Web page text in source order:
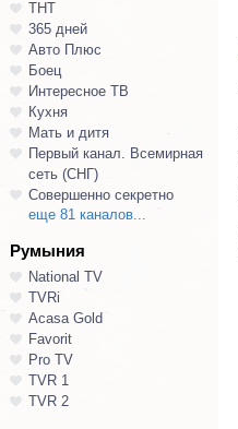
ТНТ
365 дней
Авто Плюс
Боец
Интересное ТВ
Кухня
Мать и дитя
Первый канал. Всемирная
сеть (СНГ)
Совершенно секретно
еще 81 каналов...
Румыния
National TV
TVRi
Acasa Gold
Favorit
Pro TV
TVR 1
TVR 2